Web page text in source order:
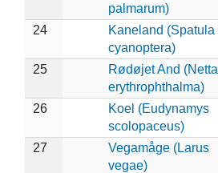
palmarum)
24
Kaneland (Spatula
cyanoptera)
25
Rødøjet And (Netta
erythrophthalma)
26
Koel (Eudynamys
scolopaceus)
27
Vegamåge (Larus
vegae)